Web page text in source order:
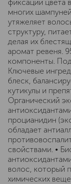
фиксации цвета
многих
утяжеляет
структуру,
делая их
аромат ревеня.
компоненты.
Ключевые
блеск,
кутикулы и
Органический
процианидин
обладает
свойствами. •
волос, который
химических